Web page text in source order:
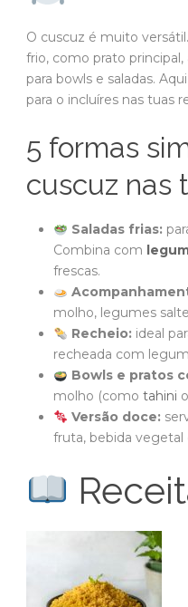
O cuscuz é muito
frio, como prato
para bowls e saladas.
para o incluíres nas tuas
5 formas
cuscuz nas
Saladas frias:
Combina com
frescas.
molho, legumes
Recheio: ideal
recheada com
Bowls e pratos
molho (como tahini
Versão doce:
fruta, bebida vegetal